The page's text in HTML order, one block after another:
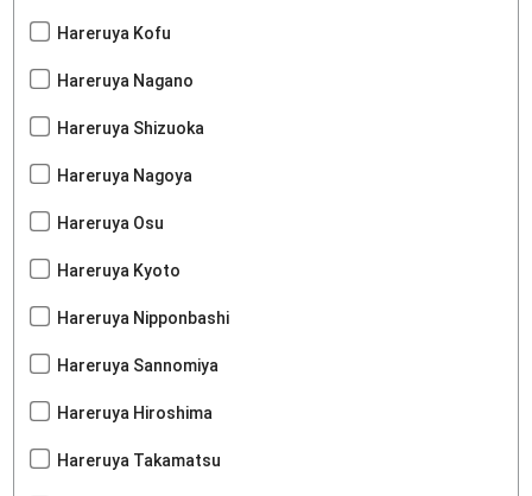
Hareruya Kofu
Hareruya Nagano
Hareruya Shizuoka
Hareruya Nagoya
Hareruya Osu
Hareruya Kyoto
Hareruya Nipponbashi
Hareruya Sannomiya
Hareruya Hiroshima
Hareruya Takamatsu